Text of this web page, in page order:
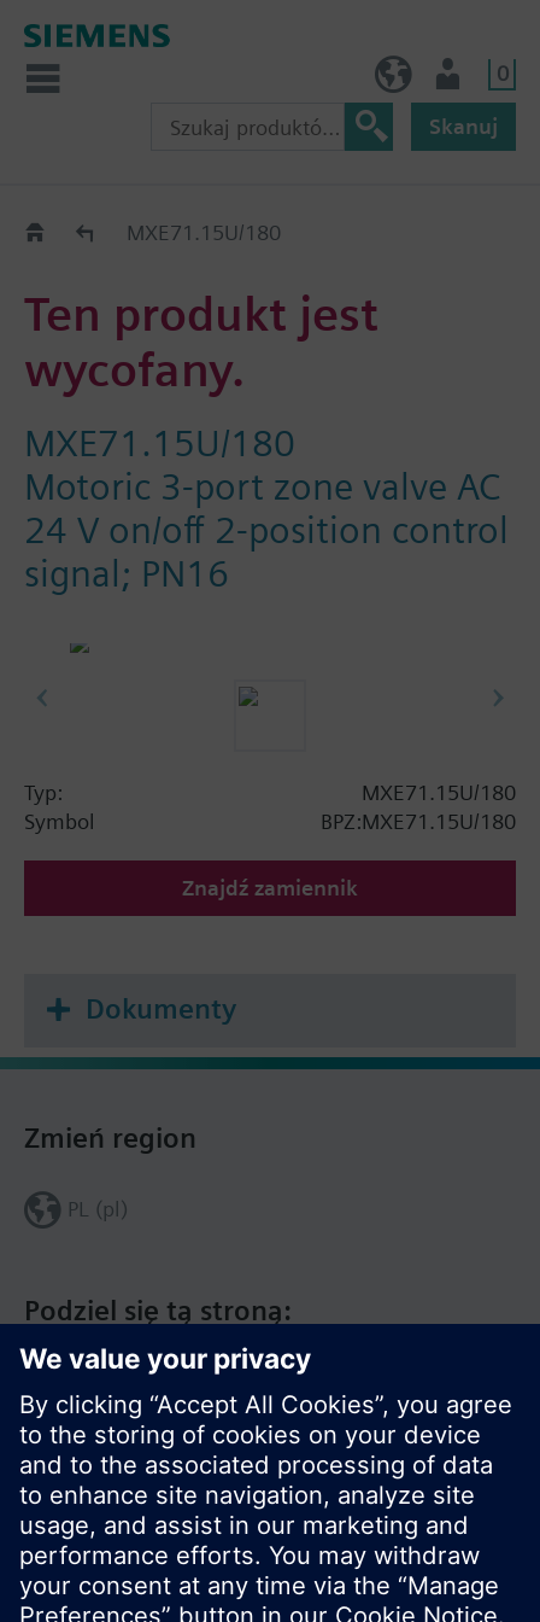
0
Skanuj
Old2NewMXE71.15U/180
Ten produkt jest
wycofany.
MXE71.15U/180
Motoric 3-port zone valve AC
24 V on/off 2-position control
signal; PN16
Typ:
MXE71.15U/180
Symbol
BPZ:MXE71.15U/180
Znajdź zamiennik
Dokumenty
Podziel się tą stroną:
Zmień region
PL (pl)
© Siemens Switzerland Ltd. 2020